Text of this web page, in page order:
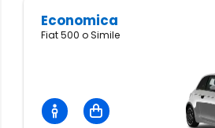
Economica
Fiat 500 o Simile